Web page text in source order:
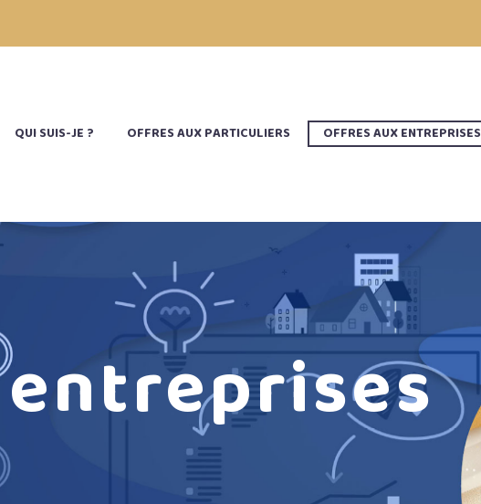
QUI SUIS-JE ? OFFRES AUX PARTICULIERS OFFRES AUX ENTREPRISES